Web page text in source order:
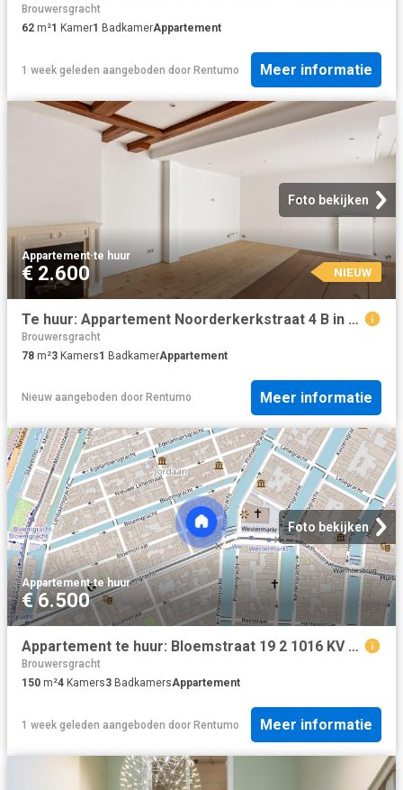
Brouwersgracht
62 m²1 Kamer1 BadkamerAppartement
1 week geleden aangeboden door Rentumo Meer informatie
Foto bekijken
Appartement·te huur
€ 2.600 NIEUW
Te huur: Appartement Noorderkerkstraat 4 B in Amsterdam
Brouwersgracht
78 m²3 Kamers1 BadkamerAppartement
Nieuw aangeboden door Rentumo Meer informatie
Foto bekijken
Appartement·te huur
€ 6.500
Appartement te huur: Bloemstraat 19 2 1016 KV Amsterdam
Brouwersgracht
150 m²4 Kamers3 BadkamersAppartement
1 week geleden aangeboden door Rentumo Meer informatie